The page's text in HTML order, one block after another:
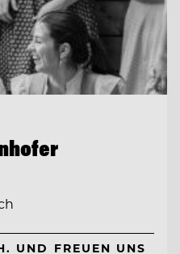
UND FREUEN UNS